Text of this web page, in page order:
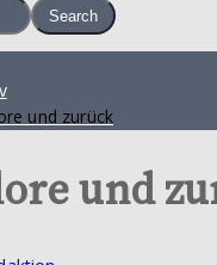
und zurück
und